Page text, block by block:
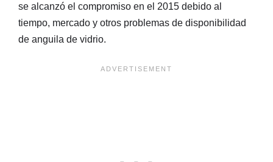
se alcanzó el compromiso en el 2015 debido al
tiempo, mercado y otros problemas de disponibilidad
de anguila de vidrio.